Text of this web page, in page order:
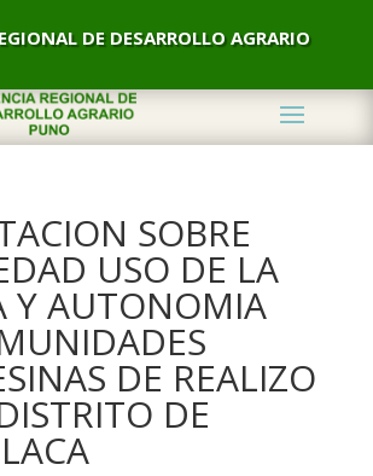
DE DESARROLLO AGRARIO
SOBRE
USO DE LA
Y AUTONOMIA
DE REALIZO
DE